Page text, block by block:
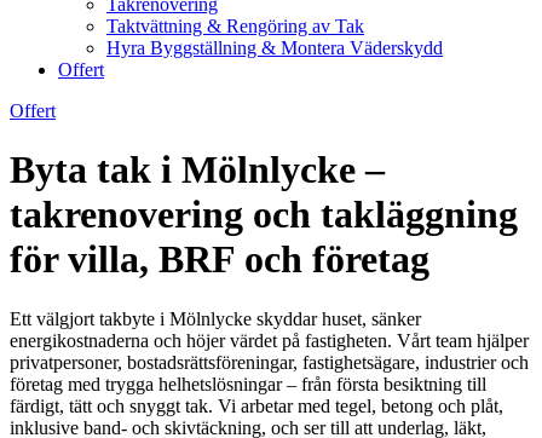
Takrenovering
Taktvättning & Rengöring av Tak
Hyra Byggställning & Montera Väderskydd
Offert
Offert
Byta tak i Mölnlycke –
takrenovering och takläggning
för villa, BRF och företag
Ett välgjort takbyte i Mölnlycke skyddar huset, sänker
energikostnaderna och höjer värdet på fastigheten. Vårt team hjälper
privatpersoner, bostadsrättsföreningar, fastighetsägare, industrier och
företag med trygga helhetslösningar – från första besiktning till
färdigt, tätt och snyggt tak. Vi arbetar med tegel, betong och plåt,
inklusive band- och skivtäckning, och ser till att underlag, läkt,